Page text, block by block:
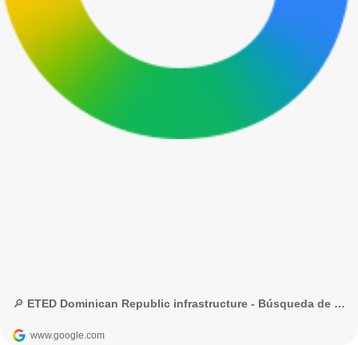
🔎 ETED Dominican Republic infrastructure - Búsqueda de Google
www.google.com